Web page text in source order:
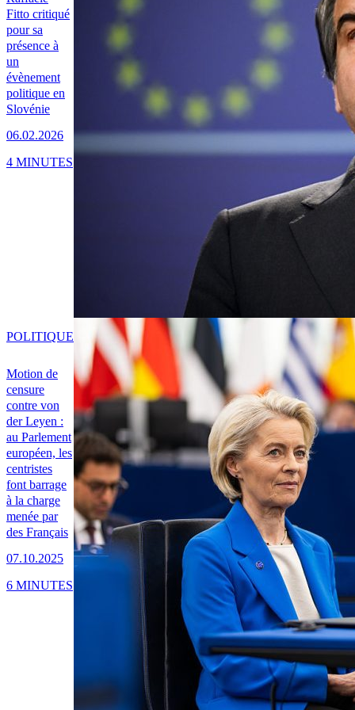
Fitto critiqué
pour sa
présence à
un
évènement
politique en
Slovénie
06.02.2026
4 MINUTES
Motion de
censure
contre von
der Leyen :
au Parlement
européen, les
centristes
font barrage
à la charge
menée par
des Français
07.10.2025
POLITIQUE
6 MINUTES